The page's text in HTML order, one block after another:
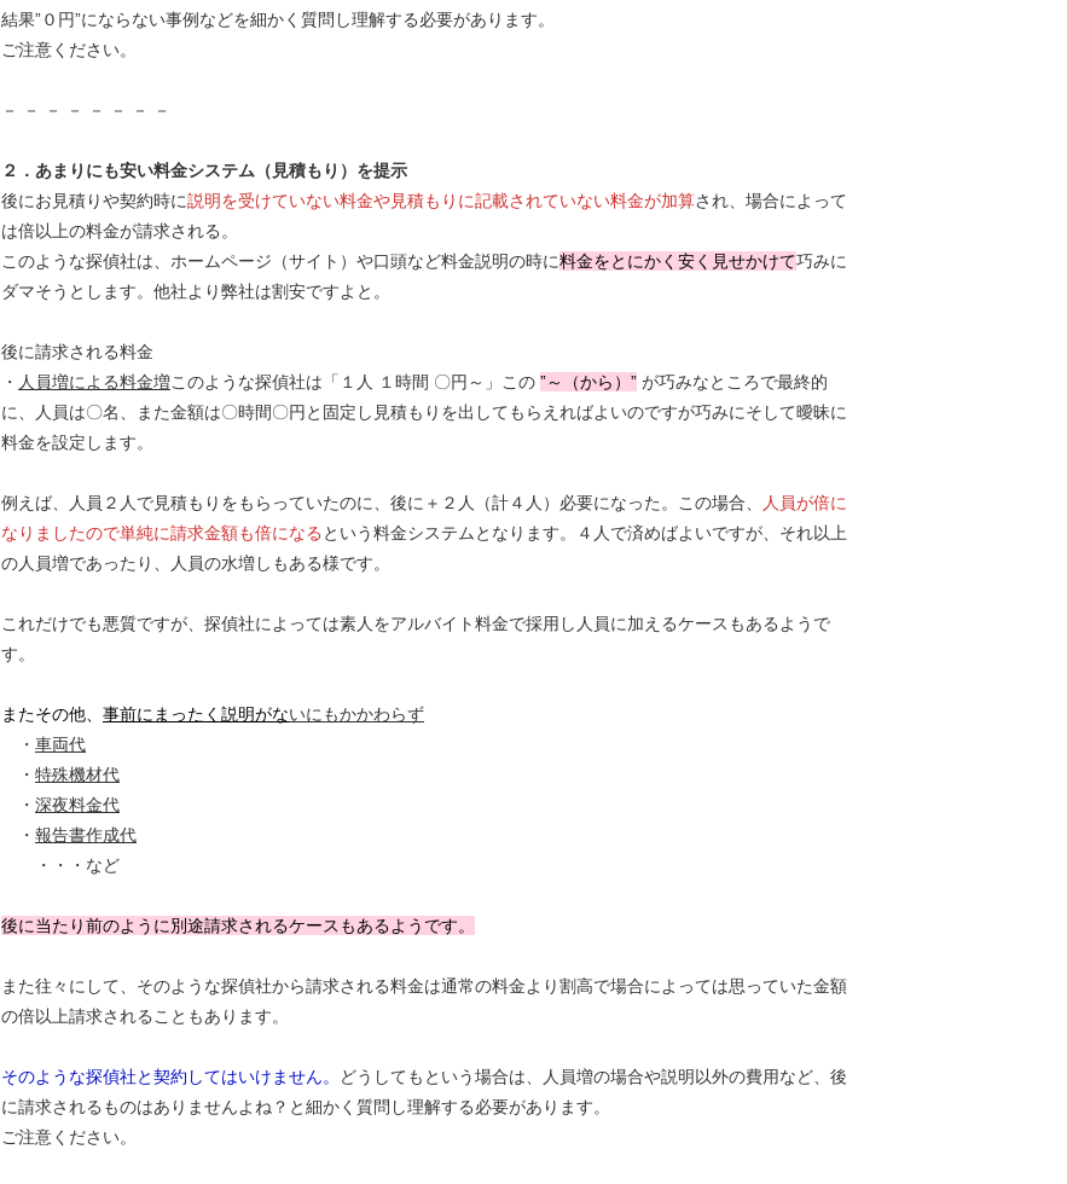
結果”０円”にならない事例などを細かく質問し理解する必要があります。
ご注意ください。
－ － － － － － － －
２．あまりにも安い料金システム（見積もり）を提示
後にお見積りや契約時に説明を受けていない料金や見積もりに記載されていない料金が加算され、場合によって
は倍以上の料金が請求される。
このような探偵社は、ホームページ（サイト）や口頭など料金説明の時に料金をとにかく安く見せかけて巧みに
ダマそうとします。他社より弊社は割安ですよと。
後に請求される料金
・ 人員増による料金増このような探偵社は「１人 １時間 〇円～」この ”～（から）” が巧みなところで最終的
に、人員は〇名、また金額は〇時間〇円と固定し見積もりを出してもらえればよいのですが巧みにそして曖昧に
料金を設定します。
例えば、人員２人で見積もりをもらっていたのに、後に＋２人（計４人）必要になった。この場合、
人員が倍に
なりましたので単純に請求金額も倍になる という料金システムとなります。４人で済めばよいですが、それ以上
の人員増であったり、人員の水増しもある様です。
これだけでも悪質ですが、探偵社によっては素人をアルバイト料金で採用し人員に加えるケースもあるようで
す。
またその他、 事前にまったく説明がないにもかかわらず
・ 車両代
・ 特殊機材代
・ 深夜料金代
・ 報告書作成代
・・・など
後に当たり前のように別途請求されるケースもあるようです。
また往々にして、そのような探偵社から請求される料金は通常の料金より割高で場合によっては思っていた金額
の倍以上請求されることもあります。
そのような探偵社と契約してはいけません。
どうしてもという場合は、人員増の場合や説明以外の費用など、後
に請求されるものはありませんよね？と細かく質問し理解する必要があります。
ご注意ください。